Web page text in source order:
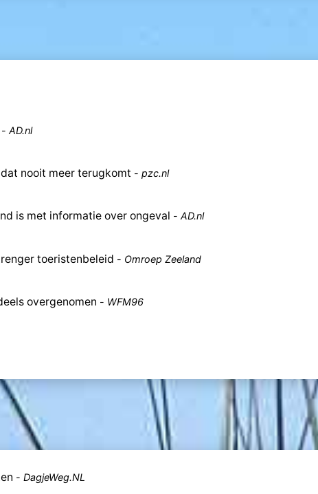
- AD.nl
nooit meer terugkomt - pzc.nl
is met informatie over ongeval - AD.nl
toeristenbeleid - Omroep Zeeland
overgenomen - WFM96
- DagjeWeg.NL